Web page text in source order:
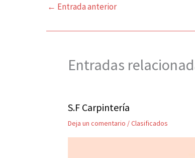
← Entrada anterior
Entradas
S.F Carpintería
Deja un comentario /Clasificados